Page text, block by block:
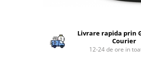
Scarificatoare
Freze si carote
Livrare rapida prin
Courier
12-24 de ore in